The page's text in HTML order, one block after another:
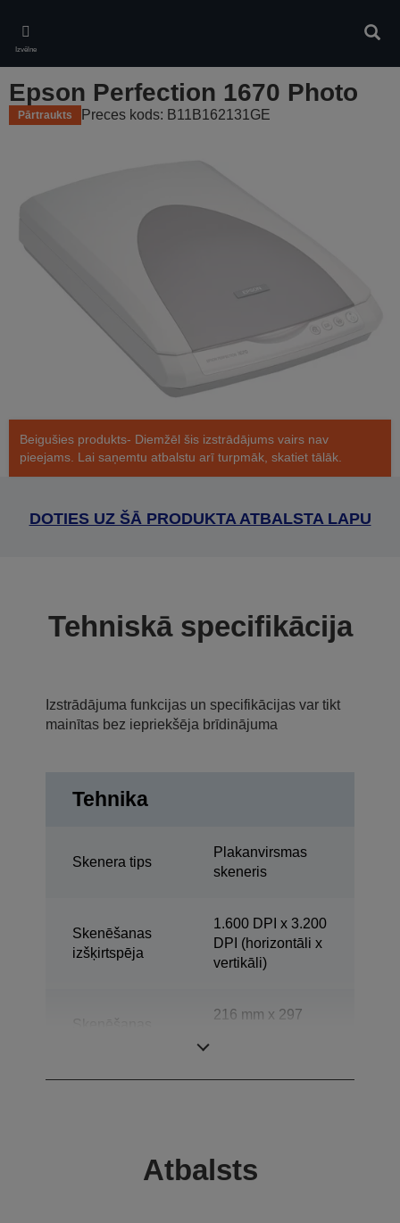
main
content
Izvēlne
Epson Perfection 1670 Photo
Pārtraukts Preces kods: B11B162131GE
Beigušies produkts- Diemžēl šis izstrādājums vairs nav
pieejams. Lai saņemtu atbalstu arī turpmāk, skatiet tālāk.
DOTIES UZ ŠĀ PRODUKTA ATBALSTA LAPU
Tehniskā specifikācija
Izstrādājuma funkcijas un specifikācijas var tikt
mainītas bez iepriekšēja brīdinājuma
Tehnika
Skenera tips
Plakanvirsmas
skeneris
Skenēšanas
izšķirtspēja
1.600 DPI x 3.200
DPI (horizontāli x
vertikāli)
216 mm x 297
Atbalsts